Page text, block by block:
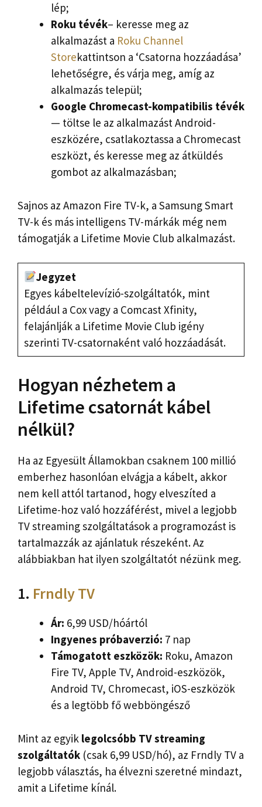
lép;
Roku tévék– keresse meg az
alkalmazást a Roku Channel
Storekattintson a ‘Csatorna hozzáadása’
lehetőségre, és várja meg, amíg az
alkalmazás települ;
Google Chromecast-kompatibilis tévék
— töltse le az alkalmazást Android-
eszközére, csatlakoztassa a Chromecast
eszközt, és keresse meg az átküldés
gombot az alkalmazásban;
Sajnos az Amazon Fire TV-k, a Samsung Smart
TV-k és más intelligens TV-márkák még nem
támogatják a Lifetime Movie Club alkalmazást.
Jegyzet
Egyes kábeltelevízió-szolgáltatók, mint
például a Cox vagy a Comcast Xfinity,
felajánlják a Lifetime Movie Club igény
szerinti TV-csatornaként való hozzáadását.
Hogyan nézhetem a
Lifetime csatornát kábel
nélkül?
Ha az Egyesült Államokban csaknem 100 millió
emberhez hasonlóan elvágja a kábelt, akkor
nem kell attól tartanod, hogy elveszíted a
Lifetime-hoz való hozzáférést, mivel a legjobb
TV streaming szolgáltatások a programozást is
tartalmazzák az ajánlatuk részeként. Az
alábbiakban hat ilyen szolgáltatót nézünk meg.
1. Frndly TV
Ár: 6,99 USD/hóártól
Ingyenes próbaverzió: 7 nap
Támogatott eszközök: Roku, Amazon
Fire TV, Apple TV, Android-eszközök,
Android TV, Chromecast, iOS-eszközök
és a legtöbb fő webböngésző
Mint az egyik legolcsóbb TV streaming
szolgáltatók (csak 6,99 USD/hó), az Frndly TV a
legjobb választás, ha élvezni szeretné mindazt,
amit a Lifetime kínál.